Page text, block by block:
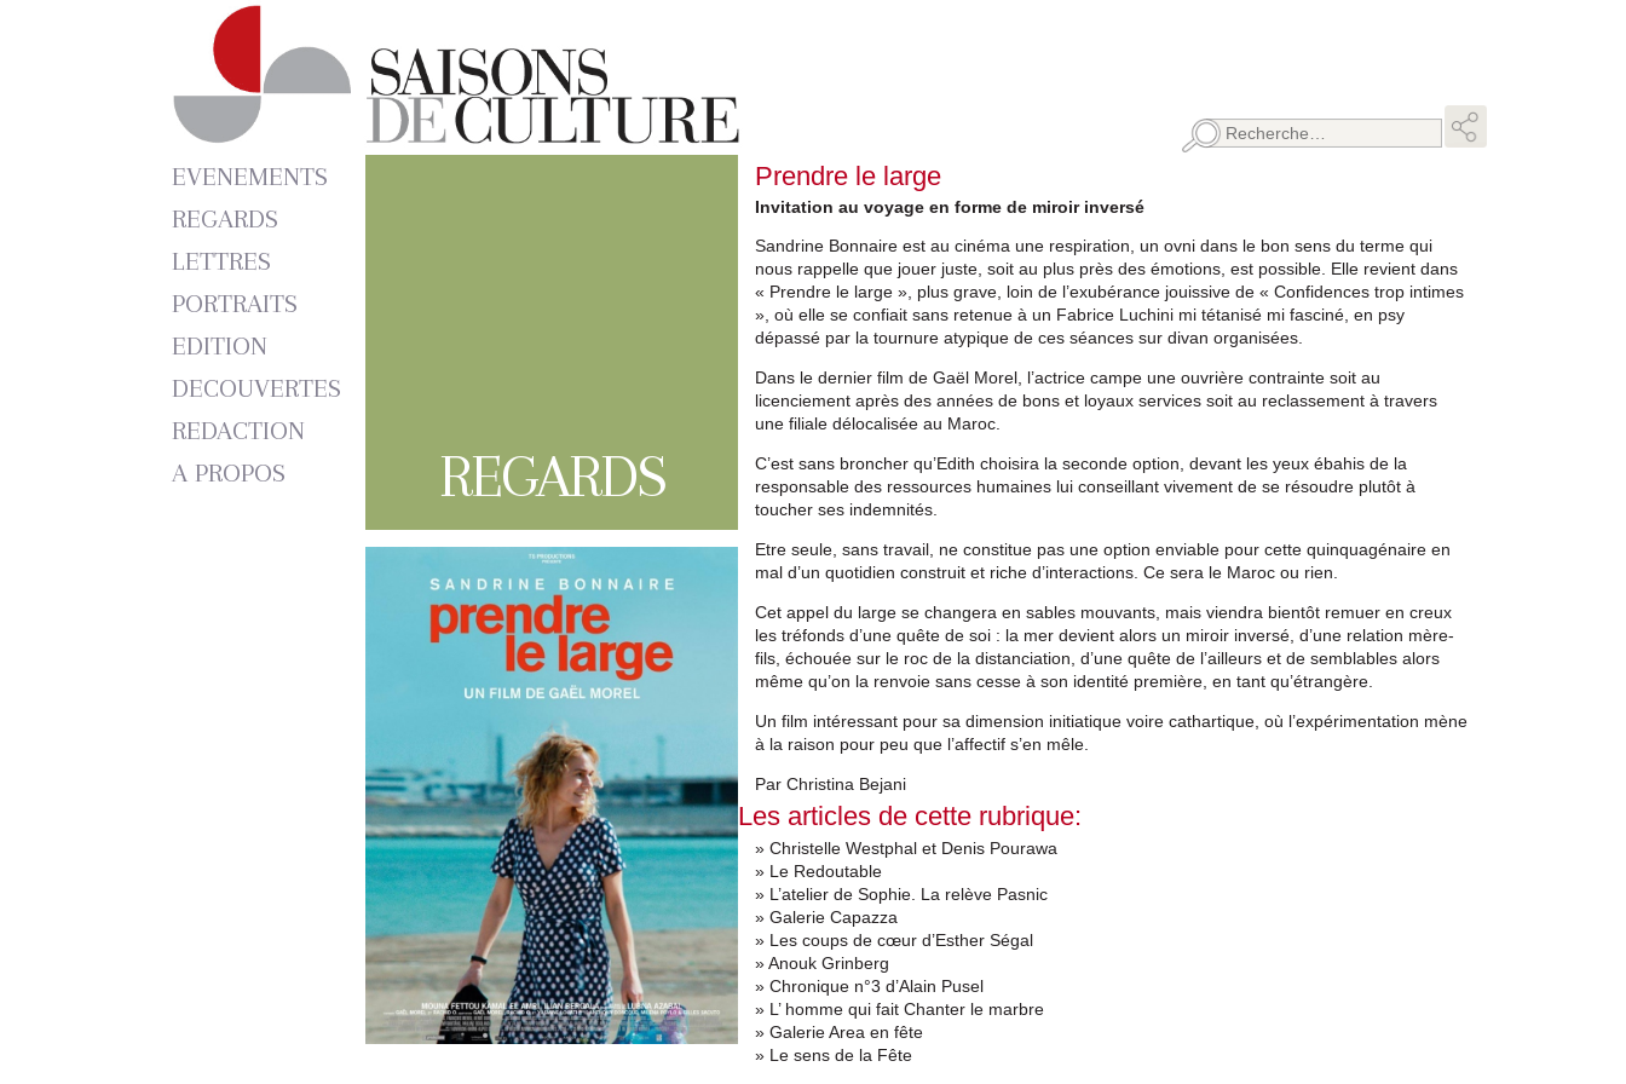
Rechercher :
EVENEMENTS
REGARDS
LETTRES
PORTRAITS
EDITION
DECOUVERTES
REDACTION
A PROPOS
REGARDS
Prendre le large
Invitation au voyage en forme de miroir inversé
Sandrine Bonnaire est au cinéma une respiration, un ovni dans le bon sens du terme qui
nous rappelle que jouer juste, soit au plus près des émotions, est possible. Elle revient dans
« Prendre le large », plus grave, loin de l’exubérance jouissive de « Confidences trop intimes
», où elle se confiait sans retenue à un Fabrice Luchini mi tétanisé mi fasciné, en psy
dépassé par la tournure atypique de ces séances sur divan organisées.
Dans le dernier film de Gaël Morel, l’actrice campe une ouvrière contrainte soit au
licenciement après des années de bons et loyaux services soit au reclassement à travers
une filiale délocalisée au Maroc.
C’est sans broncher qu’Edith choisira la seconde option, devant les yeux ébahis de la
responsable des ressources humaines lui conseillant vivement de se résoudre plutôt à
toucher ses indemnités.
Etre seule, sans travail, ne constitue pas une option enviable pour cette quinquagénaire en
mal d’un quotidien construit et riche d’interactions. Ce sera le Maroc ou rien.
Cet appel du large se changera en sables mouvants, mais viendra bientôt remuer en creux
les tréfonds d’une quête de soi : la mer devient alors un miroir inversé, d’une relation mère-
fils, échouée sur le roc de la distanciation, d’une quête de l’ailleurs et de semblables alors
même qu’on la renvoie sans cesse à son identité première, en tant qu’étrangère.
Un film intéressant pour sa dimension initiatique voire cathartique, où l’expérimentation mène
à la raison pour peu que l’affectif s’en mêle.
Par Christina Bejani
Les articles de cette rubrique:
» Christelle Westphal et Denis Pourawa
» Le Redoutable
» L’atelier de Sophie. La relève Pasnic
» Galerie Capazza
» Les coups de cœur d’Esther Ségal
» Anouk Grinberg
» Chronique n°3 d’Alain Pusel
» L’ homme qui fait Chanter le marbre
» Galerie Area en fête
» Le sens de la Fête